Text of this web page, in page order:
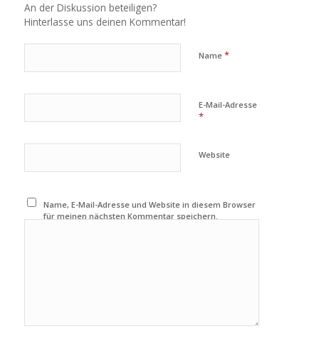
An der Diskussion beteiligen?
Hinterlasse uns deinen Kommentar!
Name *
E-Mail-Adresse
*
Website
Name, E-Mail-Adresse und Website in diesem Browser
für meinen nächsten Kommentar speichern.